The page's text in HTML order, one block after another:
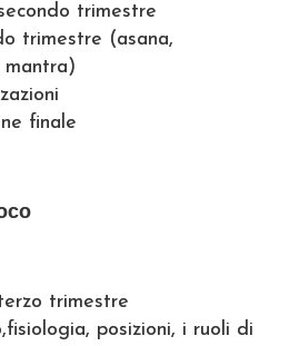
trimestre
trimestre (asana,
mantra)
finale
trimestre
posizioni, i ruoli di